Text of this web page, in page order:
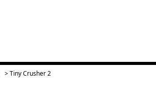
> Tiny Crusher 2